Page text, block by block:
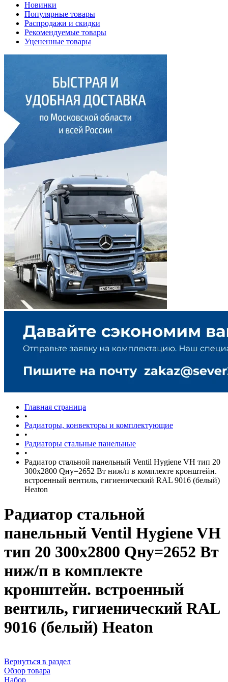
Новинки
Популярные товары
Распродажи и скидки
Рекомендуемые товары
Уцененные товары
Главная страница
•
Радиаторы, конвекторы и комплектующие
•
Радиаторы стальные панельные
•
Радиатор стальной панельный Ventil Hygiene VH тип 20
300х2800 Qну=2652 Вт ниж/п в комплекте кронштейн.
встроенный вентиль, гигиенический RAL 9016 (белый)
Heaton
Радиатор стальной
панельный Ventil Hygiene VH
тип 20 300х2800 Qну=2652 Вт
ниж/п в комплекте
кронштейн. встроенный
вентиль, гигиенический RAL
9016 (белый) Heaton
Вернуться в раздел
Обзор товара
Набор